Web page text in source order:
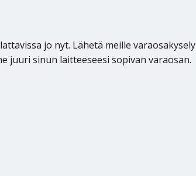
jo nyt. Lähetä meille varaosakysely
juuri sinun laitteeseesi sopivan varaosan.